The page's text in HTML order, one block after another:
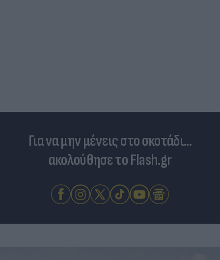
Για να μην μένεις στο σκοτάδι...
ακολούθησε το Flash.gr